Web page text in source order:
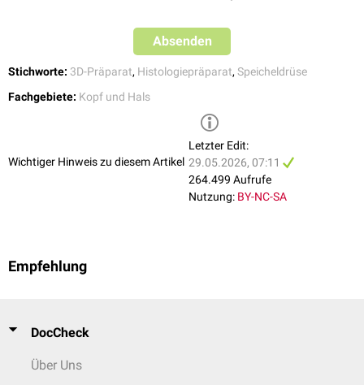
tubuloazinöserArchitektur. Sie besteht überwiegend
, zwischen denen einzelne muzinöse
Absenden
Stichworte: 3D-Präparat, Histologiepräparat, Speicheldrüse
Fachgebiete: Kopf und Hals
Wichtiger Hinweis zu diesem Artikel
Letzter Edit:
29.05.2026, 07:11
264.499 Aufrufe
Nutzung: BY-NC-SA
Empfehlung
DocCheck
Über Uns